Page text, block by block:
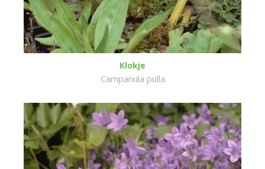
Klokje
Campanula pulla